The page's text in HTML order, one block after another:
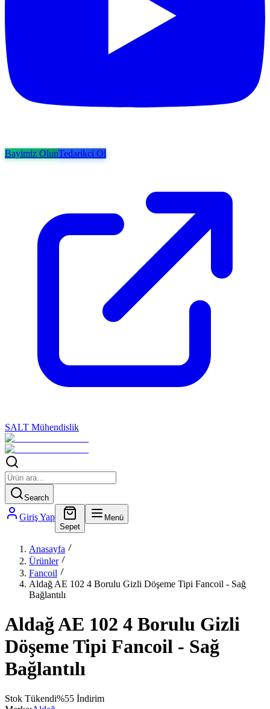
Bayimiz OlunTedarikçi Ol
SALT Mühendislik
Search
Giriş Yap
Sepet
Menü
Anasayfa
Ürünler
Fancoil
Aldağ AE 102 4 Borulu Gizli Döşeme Tipi Fancoil - Sağ
Bağlantılı
Aldağ AE 102 4 Borulu Gizli
Döşeme Tipi Fancoil - Sağ
Bağlantılı
Stok Tükendi%55 İndirim